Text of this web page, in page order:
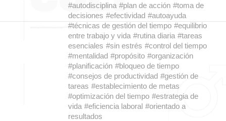
#autodisciplina #plan de acción #toma de
decisiones #efectividad #autoayuda
#técnicas de gestión del tiempo #equilibrio
entre trabajo y vida #rutina diaria #tareas
esenciales #sin estrés #control del tiempo
#mentalidad #propósito #organización
#planificación #bloqueo de tiempo
#consejos de productividad #gestión de
tareas #establecimiento de metas
#optimización del tiempo #estrategia de
vida #eficiencia laboral #orientado a
resultados